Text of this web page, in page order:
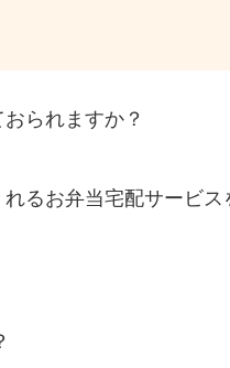
られますか？
るお弁当宅配サービス